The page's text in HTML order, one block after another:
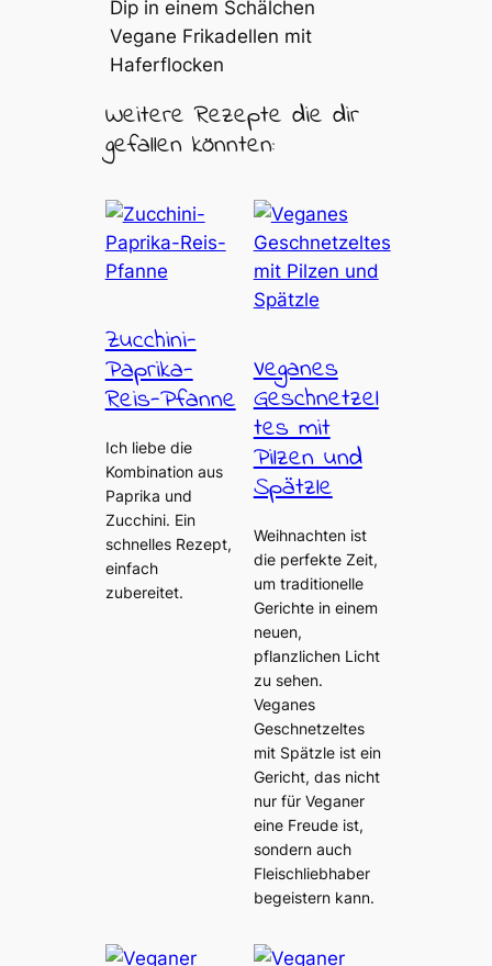
Vegane Frikadellen mit
Haferflocken
Weitere Rezepte die dir
gefallen könnten:
Zucchini-
Paprika-
Reis-Pfanne
Ich liebe die
Kombination aus
Paprika und
Zucchini. Ein
schnelles Rezept,
einfach
zubereitet.
Veganes
Geschnetzel
tes mit
Pilzen und
Spätzle
Weihnachten ist
die perfekte Zeit,
um traditionelle
Gerichte in einem
neuen,
pflanzlichen Licht
zu sehen.
Veganes
Geschnetzeltes
mit Spätzle ist ein
Gericht, das nicht
nur für Veganer
eine Freude ist,
sondern auch
Fleischliebhaber
begeistern kann.